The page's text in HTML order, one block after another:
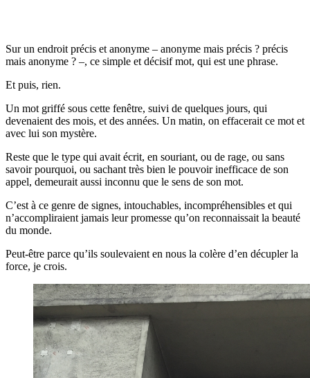
Sur un endroit précis et anonyme – anonyme mais précis ? précis
mais anonyme ? –, ce simple et décisif mot, qui est une phrase.
Et puis, rien.
Un mot griffé sous cette fenêtre, suivi de quelques jours, qui
devenaient des mois, et des années. Un matin, on effacerait ce mot et
avec lui son mystère.
Reste que le type qui avait écrit, en souriant, ou de rage, ou sans
savoir pourquoi, ou sachant très bien le pouvoir inefficace de son
appel, demeurait aussi inconnu que le sens de son mot.
C’est à ce genre de signes, intouchables, incompréhensibles et qui
n’accompliraient jamais leur promesse qu’on reconnaissait la beauté
du monde.
Peut-être parce qu’ils soulevaient en nous la colère d’en décupler la
force, je crois.